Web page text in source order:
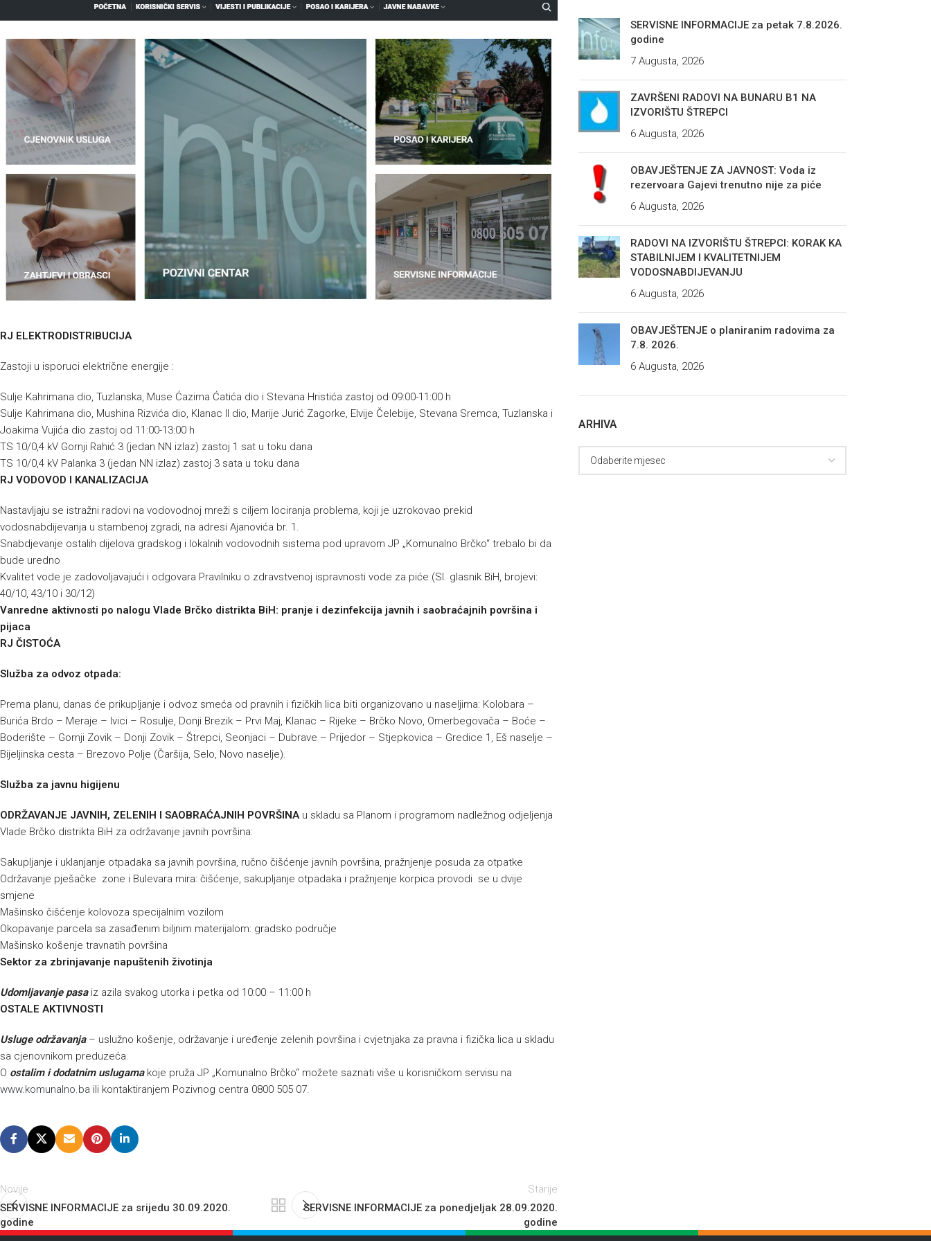
RJ ELEKTRODISTRIBUCIJA
Zastoji u isporuci električne energije :
Sulje Kahrimana dio, Tuzlanska, Muse Ćazima Ćatića dio i Stevana Hristića zastoj od 09:00-11:00 h
Sulje Kahrimana dio, Mushina Rizvića dio, Klanac II dio, Marije Jurić Zagorke, Elvije Čelebije, Stevana Sremca, Tuzlanska i
Joakima Vujića dio zastoj od 11:00-13:00 h
TS 10/0,4 kV Gornji Rahić 3 (jedan NN izlaz) zastoj 1 sat u toku dana
TS 10/0,4 kV Palanka 3 (jedan NN izlaz) zastoj 3 sata u toku dana
RJ VODOVOD I KANALIZACIJA
Nastavljaju se istražni radovi na vodovodnoj mreži s ciljem lociranja problema, koji je uzrokovao prekid
vodosnabdijevanja u stambenoj zgradi, na adresi Ajanovića br. 1.
Snabdjevanje ostalih dijelova gradskog i lokalnih vodovodnih sistema pod upravom JP „Komunalno Brčko“ trebalo bi da
bude uredno
Kvalitet vode je zadovoljavajući i odgovara Pravilniku o zdravstvenoj ispravnosti vode za piće (Sl. glasnik BiH, brojevi:
40/10, 43/10 i 30/12)
Vanredne aktivnosti po nalogu Vlade Brčko distrikta BiH: pranje i dezinfekcija javnih i saobraćajnih površina i
pijaca
RJ ČISTOĆA
Služba za odvoz otpada:
Prema planu, danas će prikupljanje i odvoz smeća od pravnih i fizičkih lica biti organizovano u naseljima: Kolobara –
Burića Brdo – Meraje – Ivici – Rosulje, Donji Brezik – Prvi Maj, Klanac – Rijeke – Brčko Novo, Omerbegovača – Boće –
Boderište – Gornji Zovik – Donji Zovik – Štrepci, Seonjaci – Dubrave – Prijedor – Stjepkovica – Gredice 1, Eš naselje –
Bijeljinska cesta – Brezovo Polje (Čaršija, Selo, Novo naselje).
Služba za javnu higijenu
ODRŽAVANJE JAVNIH, ZELENIH I SAOBRAĆAJNIH POVRŠINAu skladu sa Planom i programom nadležnog odjeljenja
Vlade Brčko distrikta BiH za održavanje javnih površina:
Sakupljanje i uklanjanje otpadaka sa javnih površina, ručno čišćenje javnih površina, pražnjenje posuda za otpatke
Održavanje pješačke zone i Bulevara mira: čišćenje, sakupljanje otpadaka i pražnjenje korpica provodi se u dvije
smjene
Mašinsko čišćenje kolovoza specijalnim vozilom
Okopavanje parcela sa zasađenim biljnim materijalom: gradsko područje
Mašinsko košenje travnatih površina
Sektor za zbrinjavanje napuštenih životinja
Udomljavanje pasaiz azila svakog utorka i petka od 10:00 – 11:00 h
OSTALE AKTIVNOSTI
Usluge održavanja– uslužno košenje, održavanje i uređenje zelenih površina i cvjetnjaka za pravna i fizička lica u skladu
sa cjenovnikom preduzeća.
O ostalim i dodatnim uslugamakoje pruža JP „Komunalno Brčko“ možete saznati više u korisničkom servisu na
www.komunalno.ba ili kontaktiranjem Pozivnog centra 0800 505 07.
Novije
SERVISNE INFORMACIJE za srijedu 30.09.2020.
godine
Starije
SERVISNE INFORMACIJE za ponedjeljak 28.09.2020.
godine
SERVISNE INFORMACIJE za petak 7.8.2026.
godine
7 Augusta, 2026
ZAVRŠENI RADOVI NA BUNARU B1 NA
IZVORIŠTU ŠTREPCI
6 Augusta, 2026
OBAVJEŠTENJE ZA JAVNOST: Voda iz
rezervoara Gajevi trenutno nije za piće
6 Augusta, 2026
RADOVI NA IZVORIŠTU ŠTREPCI: KORAK KA
STABILNIJEM I KVALITETNIJEM
VODOSNABDIJEVANJU
6 Augusta, 2026
OBAVJEŠTENJE o planiranim radovima za
7.8. 2026.
6 Augusta, 2026
ARHIVA